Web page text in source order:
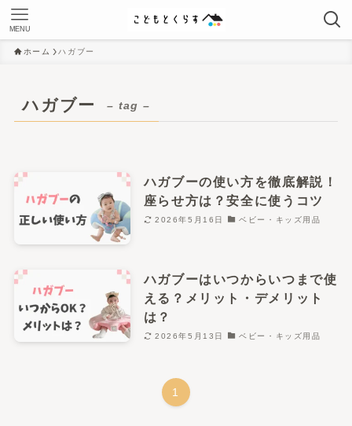
MENU
ホーム ハガブー
ハガブー – tag –
ハガブーの使い方を徹底解説！
座らせ方は？安全に使うコツ
2026年5月16日 ベビー・キッズ用品
ハガブーはいつからいつまで使
える？メリット・デメリット
は？
2026年5月13日 ベビー・キッズ用品
1